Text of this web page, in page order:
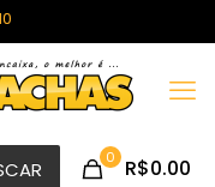
0 R$0.00